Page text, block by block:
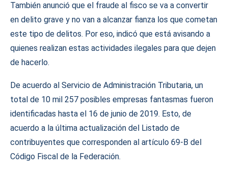
También anunció que el fraude al fisco se va a convertir
en delito grave y no van a alcanzar fianza los que cometan
este tipo de delitos. Por eso, indicó que está avisando a
quienes realizan estas actividades ilegales para que dejen
de hacerlo.
De acuerdo al Servicio de Administración Tributaria, un
total de 10 mil 257 posibles empresas fantasmas fueron
identificadas hasta el 16 de junio de 2019. Esto, de
acuerdo a la última actualización del Listado de
contribuyentes que corresponden al artículo 69-B del
Código Fiscal de la Federación.